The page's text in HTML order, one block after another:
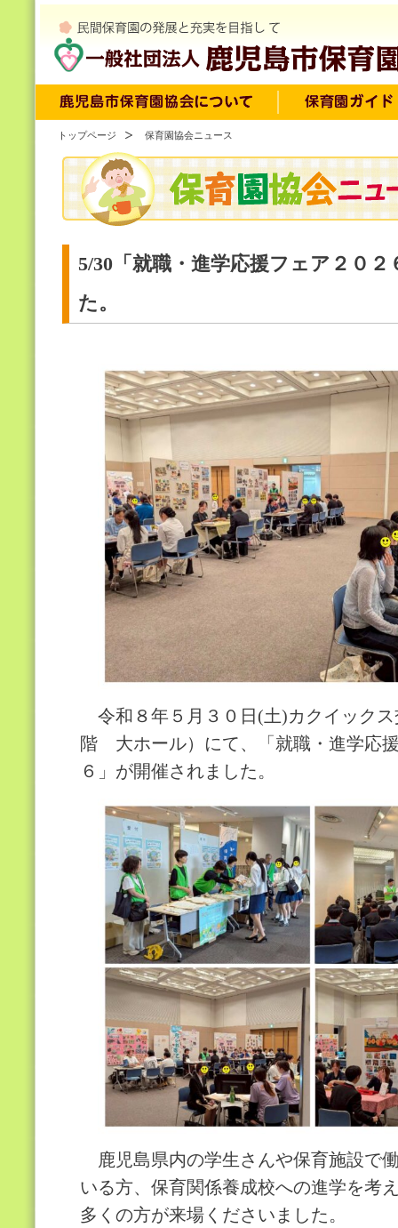
トップページ 保育園協会ニュース
5/30「就職・進学応援フェア２０
た。
令和８年５月３０日(土)カクイックス
階 大ホール）にて、「就職・進学応
６」が開催されました。
鹿児島県内の学生さんや保育施設で
いる方、保育関係養成校への進学を考
多くの方が来場くださいました。